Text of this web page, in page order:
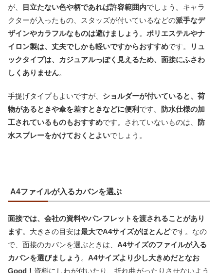
が、
目立たない色や柄であれば許容範囲内でしょう。キャラ
クターが入ったもの、スタッズが付いているなどの派手なデ
ザインやカラフルなものは避けましょう 。 ポリエステルやナ
イロン製は、丈夫でしかも軽いですからおすすめです。
リュ
ックタイプは、カジュアルっぽく見えるため、面接にふさわ
しくありません。
手提げタイプもよいですが、 ショルダーが付いていると、荷
物があるときや傘を差すときなどに便利 です。
防水仕様の加
工されているものもおすすめです。されていないものは、
防
水スプレーをかけておくとよいでしょう。
A4ファイルが入るカバンを選ぶ
面接では、会社の資料やパンフレットを渡されることがあり
ます。大きさの目安は最大でA4サイズがほとんどです。なの
で、面接のカバンを選ぶときは、 A4サイズのファイルが入る
カバンを選びましょう 。 A4サイズより少し大きめだとなお
Good！ 資料にしわが付いたり、折れ曲がったりさせないよう